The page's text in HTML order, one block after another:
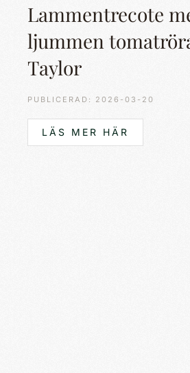
Lammentrecote
ljummen
Taylor
PUBLICERAD: 2026-03-20
LÄS MER HÄR